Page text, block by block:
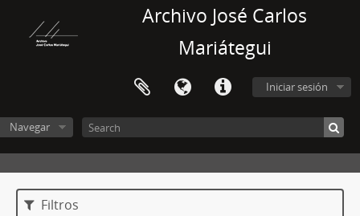
Archivo José Carlos
Mariátegui
Iniciar sesión
Navegar
Filtros